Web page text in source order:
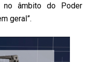
no âmbito do Poder
geral”.